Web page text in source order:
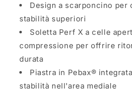
Design a scarponcino per
stabilità superiori
Soletta Perf X a celle
compressione per offrire
durata
Piastra in Pebax®
stabilità nell'area mediale